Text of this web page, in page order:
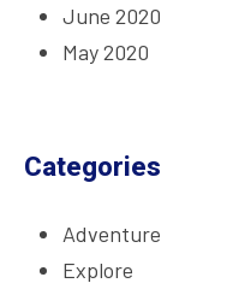
June 2020
May 2020
Categories
Adventure
Explore